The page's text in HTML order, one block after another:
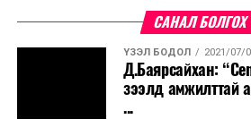
САНАЛ БОЛГОХ
ҮЗЭЛ БОДОЛ 2021/07/
Д.Баярсайхан:
зээлд амжилттай
...